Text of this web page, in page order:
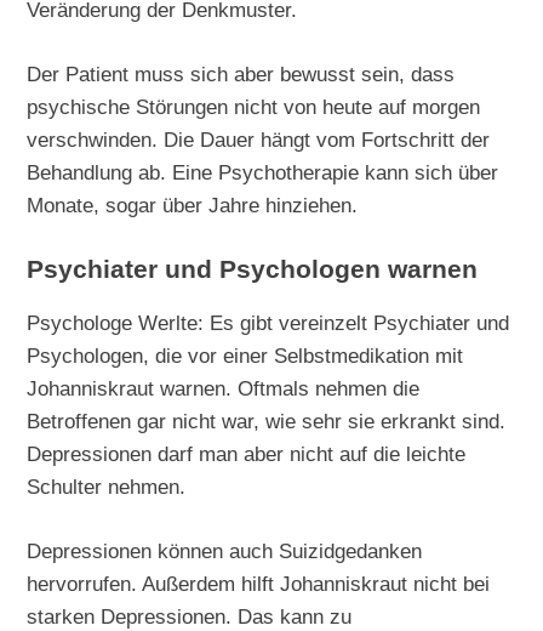
Veränderung der Denkmuster.
Der Patient muss sich aber bewusst sein, dass
psychische Störungen nicht von heute auf morgen
verschwinden. Die Dauer hängt vom Fortschritt der
Behandlung ab. Eine Psychotherapie kann sich über
Monate, sogar über Jahre hinziehen.
Psychiater und Psychologen warnen
Psychologe Werlte: Es gibt vereinzelt Psychiater und
Psychologen, die vor einer Selbstmedikation mit
Johanniskraut warnen. Oftmals nehmen die
Betroffenen gar nicht war, wie sehr sie erkrankt sind.
Depressionen darf man aber nicht auf die leichte
Schulter nehmen.
Depressionen können auch Suizidgedanken
hervorrufen. Außerdem hilft Johanniskraut nicht bei
starken Depressionen. Das kann zu